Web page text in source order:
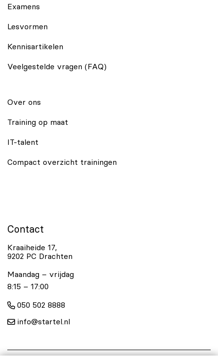
Examens
Lesvormen
Kennisartikelen
Veelgestelde vragen (FAQ)
Over ons
Training op maat
IT-talent
Compact overzicht trainingen
Contact
Kraaiheide 17,
9202 PC Drachten
Maandag – vrijdag
8:15 – 17:00
050 502 8888
info@startel.nl